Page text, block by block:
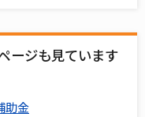
ージも見ています
助金